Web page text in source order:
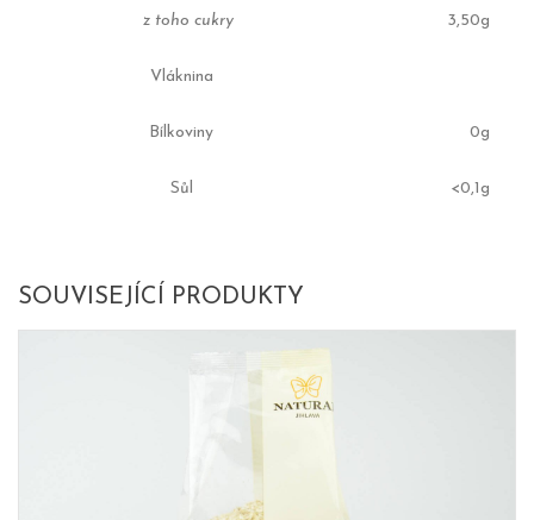
z toho cukry 3,50g
Vláknina
Bílkoviny 0g
Sůl <0,1g
SOUVISEJÍCÍ PRODUKTY